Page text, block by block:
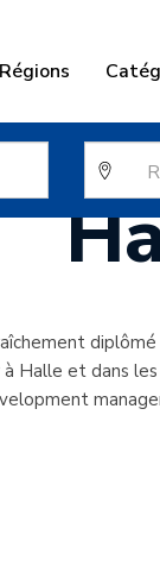
Régions
Halle et dans les